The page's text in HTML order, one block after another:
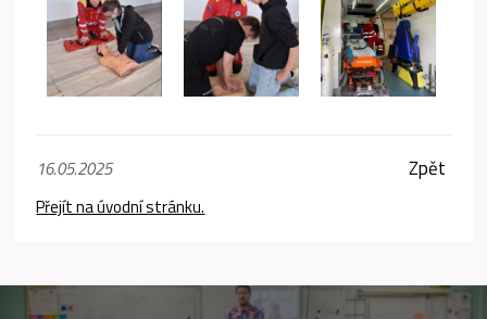
16.05.2025 Zpět
Přejít na úvodní stránku.